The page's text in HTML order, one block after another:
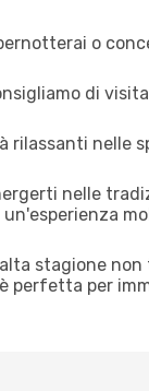
o
di
rilassanti nelle
nelle
stagione non
perfetta per